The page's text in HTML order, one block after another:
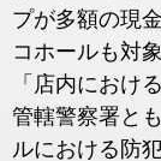
プが多額の現
コホールも対
「店内におけ
管轄警察署と
ルにおける防